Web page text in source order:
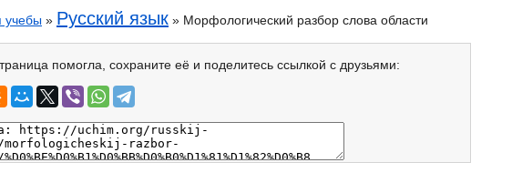
учебы » Русский язык » Морфологический разбор слова области
помогла, сохраните её и поделитесь ссылкой с друзьями: